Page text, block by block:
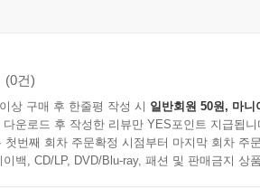
(0건)
상 구매 후 한줄평 작성 시 일반회원 50원, 마니
다운로드 후 작성한 리뷰만 YES포인트 지급됩니
첫번째 회차 주문확정 시점부터 마지막 회차 주
이백, CD/LP, DVD/Blu-ray, 패션 및 판매금지 상